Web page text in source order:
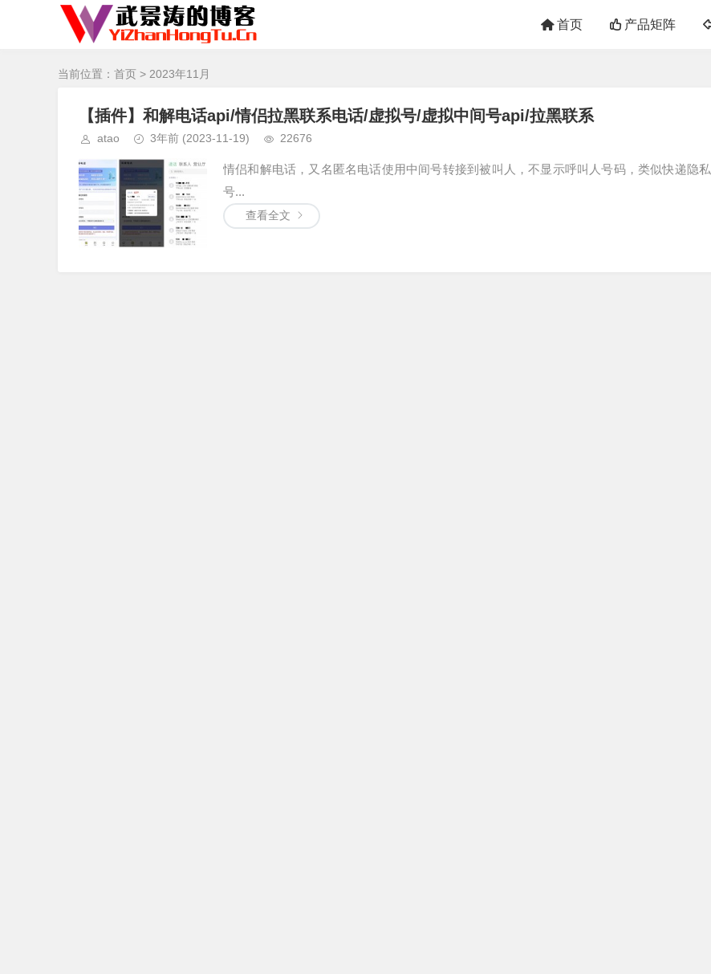
首页 产品矩阵
当前位置： 首页 > 2023年11月
【插件】和解电话api/情侣拉黑联系电话/虚拟号/虚拟中间号api/拉黑联系
atao 3年前 (2023-11-19) 22676
情侣和解电话，又名匿名电话使用中间号转接到被叫人，不显示呼叫人号码，类似快递隐私
号...
查看全文